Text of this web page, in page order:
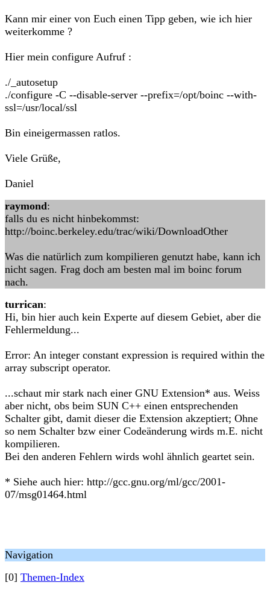
Kann mir einer von Euch einen Tipp geben, wie ich hier
weiterkomme ?
Hier mein configure Aufruf :
./_autosetup
./configure -C --disable-server --prefix=/opt/boinc --with-
ssl=/usr/local/ssl
Bin eineigermassen ratlos.
Viele Grüße,
Daniel
raymond:
falls du es nicht hinbekommst:
http://boinc.berkeley.edu/trac/wiki/DownloadOther
Was die natürlich zum kompilieren genutzt habe, kann ich
nicht sagen. Frag doch am besten mal im boinc forum
nach.
turrican:
Hi, bin hier auch kein Experte auf diesem Gebiet, aber die
Fehlermeldung...
Error: An integer constant expression is required within the
array subscript operator.
...schaut mir stark nach einer GNU Extension* aus. Weiss
aber nicht, obs beim SUN C++ einen entsprechenden
Schalter gibt, damit dieser die Extension akzeptiert; Ohne
so nem Schalter bzw einer Codeänderung wirds m.E. nicht
kompilieren.
Bei den anderen Fehlern wirds wohl ähnlich geartet sein.
* Siehe auch hier: http://gcc.gnu.org/ml/gcc/2001-
07/msg01464.html
Navigation
[0] Themen-Index